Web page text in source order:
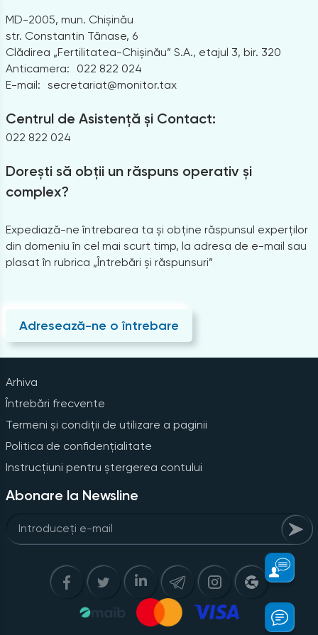
MD-2005, mun. Chișinău
str. Constantin Tănase, 6
Clădirea „Fertilitatea-Chișinău” S.A., etajul 3, bir. 320
Anticamera:
022 822 024
E-mail: secretariat@monitor.tax
Centrul de Asistență și Contact:
022 822 024
Dorești să obții un răspuns operativ și
complex?
Expediază-ne întrebarea ta și obține răspunsul experților
din domeniu în cel mai scurt timp, la adresa de e-mail sau
plasat în rubrica „Întrebări și răspunsuri”
Adresează-ne o întrebare
Arhiva
Întrebări frecvente
Termeni și condiții de utilizare a paginii
Politica de confidențialitate
Instrucțiuni pentru ștergerea contului
Abonare la Newsline